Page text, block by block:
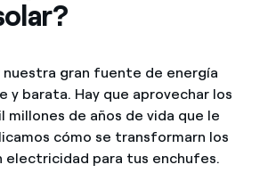
tarifas de empresa y ahorra
facturas de Endesa?
el titular del contrato?
nuestra gran fuente de energía
y barata. Hay que aprovechar los
millones de años de vida que le
cómo se transformarn los
electricidad para tus enchufes.